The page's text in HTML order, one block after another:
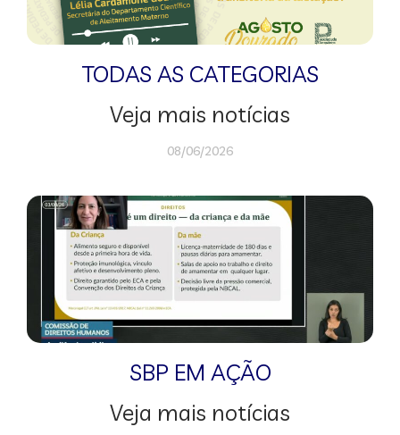
TODAS AS CATEGORIAS
Veja mais notícias
08/06/2026
SBP EM AÇÃO
Veja mais notícias